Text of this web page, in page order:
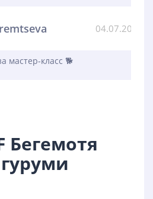
04.07.2023
мастер-класс 🐕
Бегемотя